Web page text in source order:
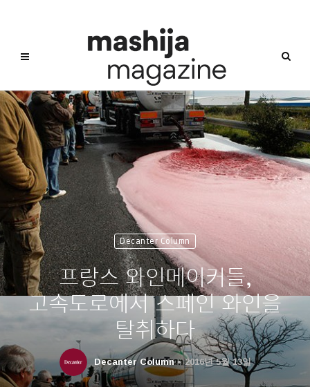
Decanter Column
프랑스 와인메이커들,
고속도로에서 스페인 와인을
탈취하다
Decanter Column 2016년 5월 13일